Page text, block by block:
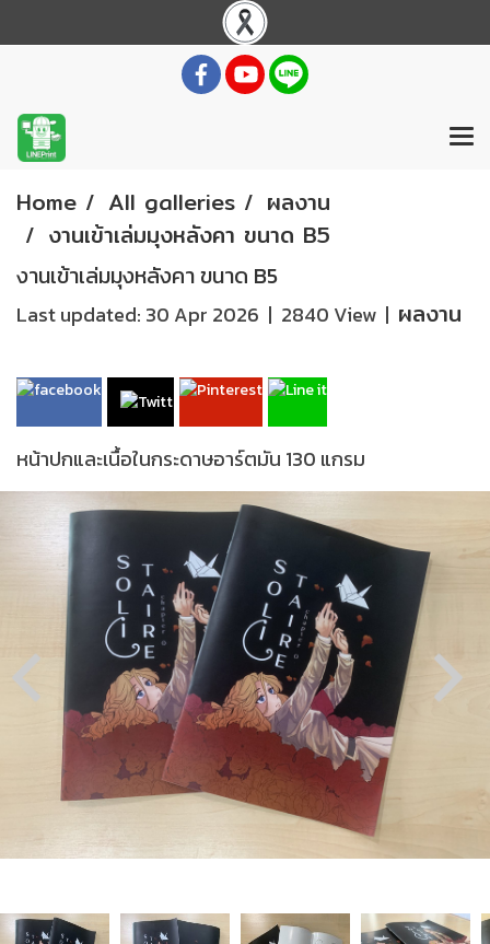
Home All galleries
ผลงาน
งานเข้าเล่มมุงหลังคา ขนาด B5
งานเข้าเล่มมุงหลังคา ขนาด B5
Last updated: 30 Apr 2026 | 2840 View | ผลงาน
หน้าปกและเนื้อในกระดาษอาร์ตมัน 130 แกรม